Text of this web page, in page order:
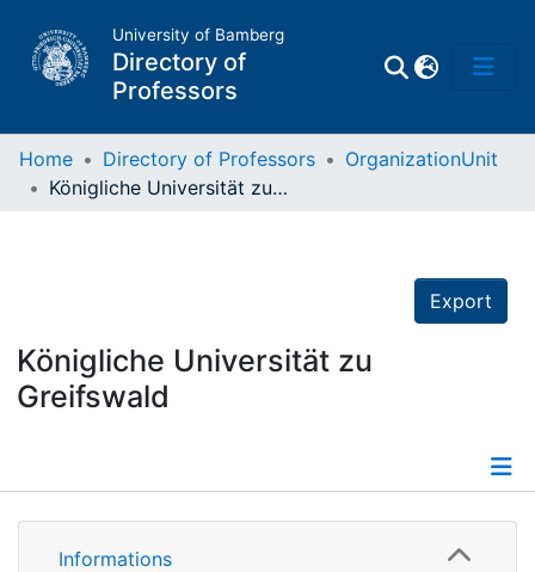
University of Bamberg
Directory of
Professors
Corporations
Home Directory of Professors
OrganizationUnit
Königliche Universität zu Greifswald
Export
Königliche Universität zu
Greifswald
Details
Informations